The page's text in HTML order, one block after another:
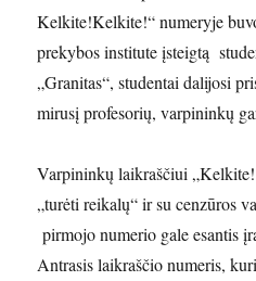
Kelkite!Kelkite!“ numeryje
prekybos institute įsteigtą
„Granitas“, studentai dalijosi
mirusį profesorių, varpininkų
Varpininkų laikraščiui
„turėti reikalų“ ir su cenzūros
pirmojo numerio gale esantis
Antrasis laikraščio numeris,